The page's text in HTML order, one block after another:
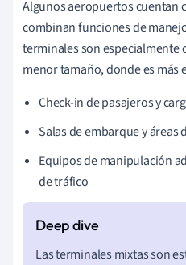
Algunos aeropuertos cuentan
combinan funciones de
terminales son especialmente
menor tamaño, donde es más
Check-in de pasajeros y
Salas de embarque y áreas
Equipos de manipulación
de tráfico
Las terminales mixtas son